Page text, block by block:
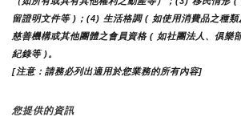
留證明文件等 )；(4) 生活格調 ( 如使用消費品之種
慈善機構或其他團體之會員資格 ( 如社團法人、俱樂
紀錄等 )。
[注意：請務必列出適用於您業務的所有內容]
您提供的資訊